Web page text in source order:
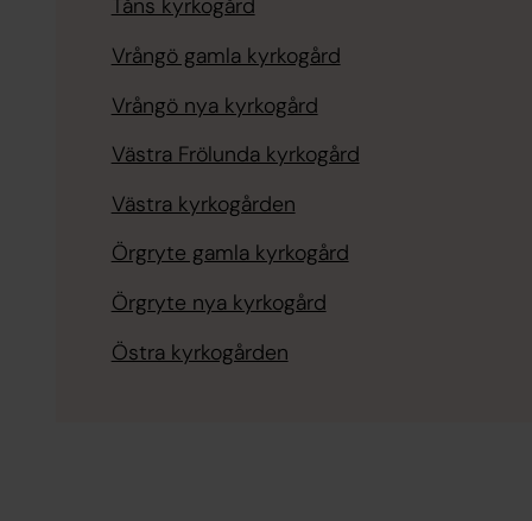
Tåns kyrkogård
Vrångö gamla kyrkogård
Vrångö nya kyrkogård
Västra Frölunda kyrkogård
Västra kyrkogården
Örgryte gamla kyrkogård
Örgryte nya kyrkogård
Östra kyrkogården